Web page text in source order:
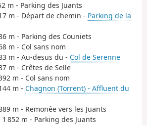
m - Parking des Juants
m - Départ de chemin - Parking de la
m - Parking des Couniets
m - Col sans nom
m - Au-desus du - Col de Serenne
m - Crêtes de Selle
m - Col sans nom
m - Chagnon (Torrent) - Affluent du
m - Remonée vers les Juants
852 m - Parking des Juants